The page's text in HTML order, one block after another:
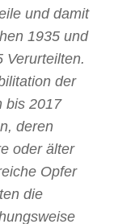
und damit
1935 und
Verurteilten.
der
bis 2017
deren
oder älter
Opfer
die